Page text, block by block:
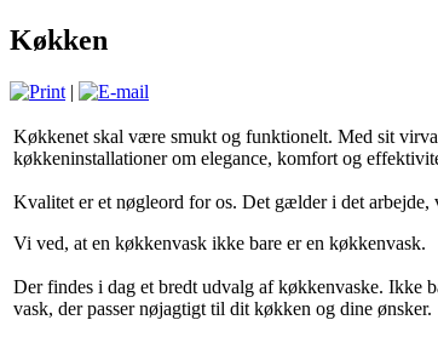
Køkken
|
Køkkenet skal være smukt og funktionelt. Med sit
køkkeninstallationer om elegance, komfort og
Kvalitet er et nøgleord for os. Det gælder i det
Vi ved, at en køkkenvask ikke bare er en køkkenvask.
Der findes i dag et bredt udvalg af køkkenvaske. Ikke
vask, der passer nøjagtigt til dit køkken og dine ønsker.